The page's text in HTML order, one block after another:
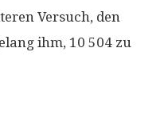
Versuch, den
ihm, 10 504 zu